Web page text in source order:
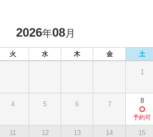
2026年08月
火 水 木 金 土
1
4 5 6 7 8
11 12 13 14 15